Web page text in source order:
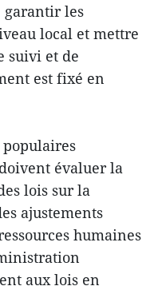
garantir les
local et mettre
suivi et de
est fixé en
évaluer la
lois sur la
ajustements
humaines
aux lois en